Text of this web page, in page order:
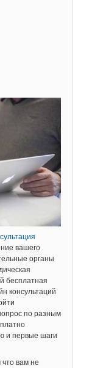
вашего
органы
бесплатная
консультаций
по разным
и первые шаги
вам не